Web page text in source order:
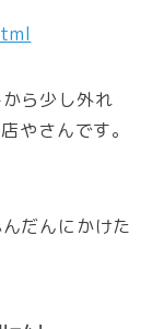
ら少し外れ
やさんです。
だんにかけた